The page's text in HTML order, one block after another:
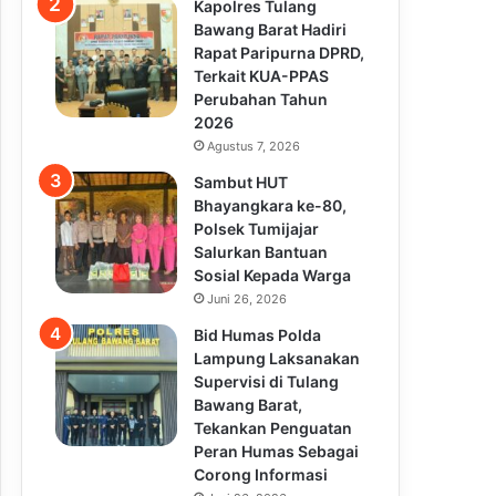
Kapolres Tulang
Bawang Barat Hadiri
Rapat Paripurna DPRD,
Terkait KUA-PPAS
Perubahan Tahun
2026
Agustus 7, 2026
Sambut HUT
Bhayangkara ke-80,
Polsek Tumijajar
Salurkan Bantuan
Sosial Kepada Warga
Juni 26, 2026
Bid Humas Polda
Lampung Laksanakan
Supervisi di Tulang
Bawang Barat,
Tekankan Penguatan
Peran Humas Sebagai
Corong Informasi